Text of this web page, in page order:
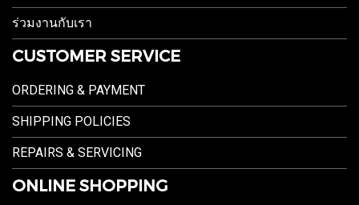
ร่วมงานกับเรา
CUSTOMER SERVICE
ORDERING & PAYMENT
SHIPPING POLICIES
REPAIRS & SERVICING
ONLINE SHOPPING